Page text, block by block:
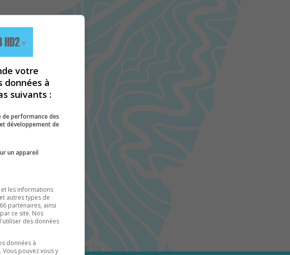
votre
données à
suivants :
de performance des
développement de
un appareil
les informations
autres types de
partenaires, ainsi
ce site. Nos
des données
données à
pouvez vous y